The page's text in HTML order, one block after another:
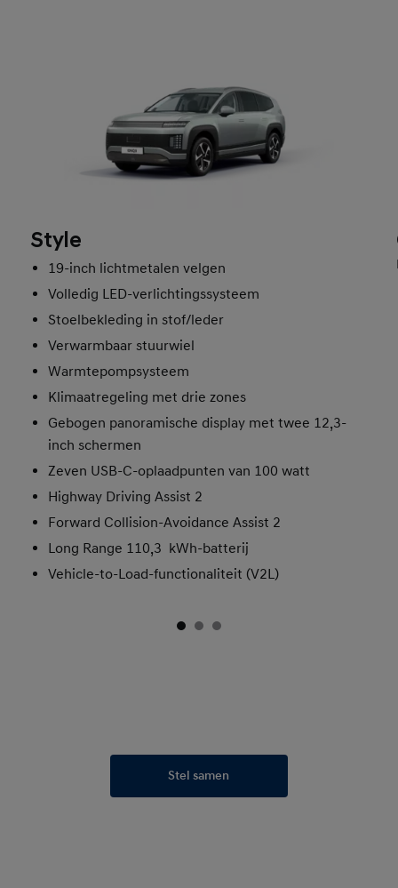
Style
19-inch lichtmetalen velgen
Volledig LED-verlichtingssysteem
Stoelbekleding in stof/leder
Verwarmbaar stuurwiel
Warmtepompsysteem
Klimaatregeling met drie zones
Gebogen panoramische display met twee 12,3-
inch schermen
Zeven USB-C-oplaadpunten van 100 watt
Highway Driving Assist 2
Forward Collision-Avoidance Assist 2
Long Range 110,3 kWh-batterij
Vehicle-to-Load-functionaliteit (V2L)
Stel samen